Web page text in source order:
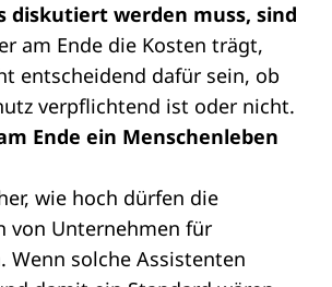
diskutiert werden muss, sind
am Ende die Kosten trägt,
entscheidend dafür sein, ob
verpflichtend ist oder nicht.
Ende ein Menschenleben
wie hoch dürfen die
von Unternehmen für
Wenn solche Assistenten